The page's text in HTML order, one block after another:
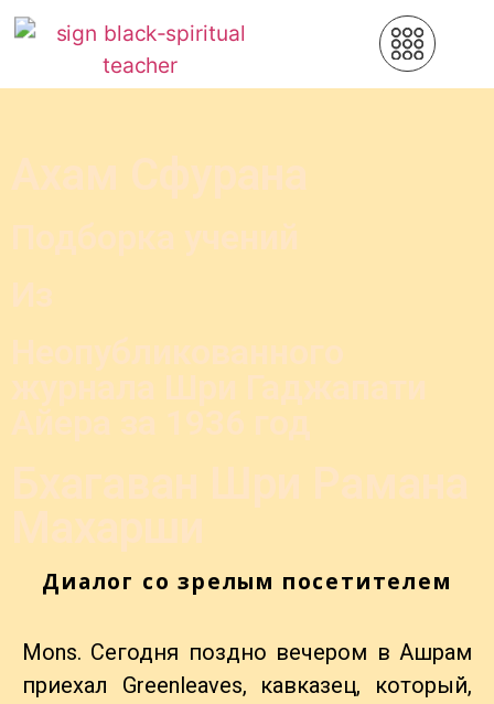
Диалог со зрелым посетителем
Mons. Сегодня поздно вечером в Ашрам
приехал Greenleaves, кавказец, который,